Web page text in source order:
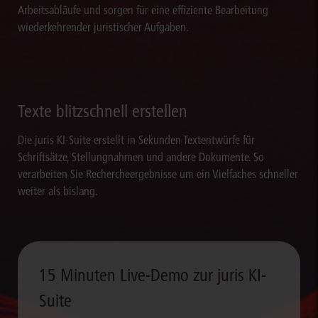
Arbeitsabläufe und sorgen für eine effiziente Bearbeitung
wiederkehrender juristischer Aufgaben.
Texte blitzschnell erstellen
Die juris KI-Suite erstellt in Sekunden Textentwürfe für
Schriftsätze, Stellungnahmen und andere Dokumente. So
verarbeiten Sie Rechercheergebnisse um ein Vielfaches schneller
weiter als bislang.
15 Minuten Live-Demo zur juris KI-
Suite